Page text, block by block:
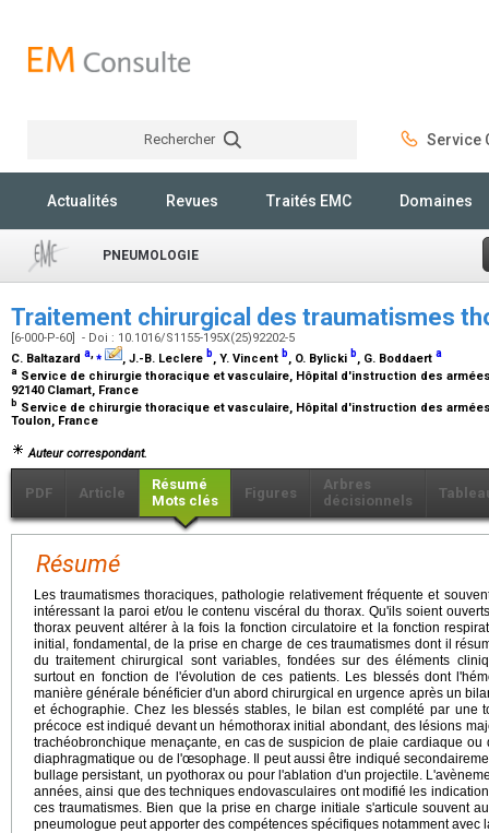
Rechercher Service
Actualités Revues Traités EMC Domaines
PNEUMOLOGIE
Traitement chirurgical des traumatismes
[6-000-P-60] - Doi : 10.1016/S1155-195X(25)92202-5
C. Baltazard a,⁎ , J.-B. Leclere b, Y. Vincent b, O. Bylicki b, G. Boddaert a
a Service de chirurgie thoracique et vasculaire, Hôpital d'instruction des
92140 Clamart, France
b Service de chirurgie thoracique et vasculaire, Hôpital d'instruction des
Toulon, France
Auteur correspondant.
PDF Article
Résumé
Mots clés
Figures
Arbres
décisionnels
Résumé
Les traumatismes thoraciques, pathologie relativement fréquente et
intéressant la paroi et/ou le contenu viscéral du thorax. Qu'ils soient
thorax peuvent altérer à la fois la fonction circulatoire et la fonction
initial, fondamental, de la prise en charge de ces traumatismes dont il
du traitement chirurgical sont variables, fondées sur des éléments
surtout en fonction de l'évolution de ces patients. Les blessés dont
manière générale bénéficier d'un abord chirurgical en urgence après un
et échographie. Chez les blessés stables, le bilan est complété par une
précoce est indiqué devant un hémothorax initial abondant, des lésions
trachéobronchique menaçante, en cas de suspicion de plaie cardiaque
diaphragmatique ou de l'œsophage. Il peut aussi être indiqué
bullage persistant, un pyothorax ou pour l'ablation d'un projectile.
années, ainsi que des techniques endovasculaires ont modifié les
ces traumatismes. Bien que la prise en charge initiale s'articule souvent
pneumologue peut apporter des compétences spécifiques notamment